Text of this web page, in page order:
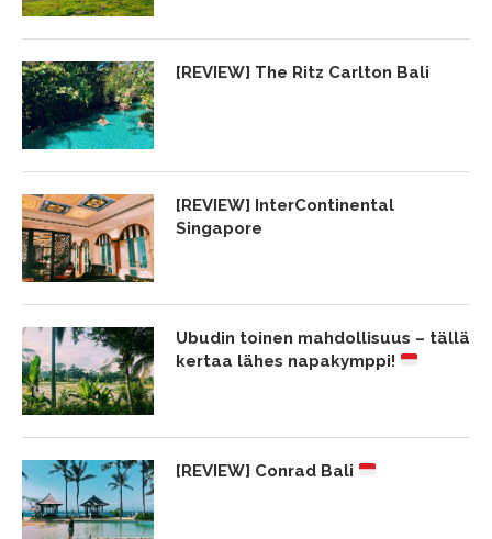
[REVIEW] The Ritz Carlton Bali
[REVIEW] InterContinental
Singapore
Ubudin toinen mahdollisuus – tällä
kertaa lähes napakymppi!
[REVIEW] Conrad Bali